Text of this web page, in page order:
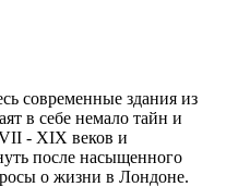
современные здания из
в себе немало тайн и
- XIX веков и
после насыщенного
о жизни в Лондоне.